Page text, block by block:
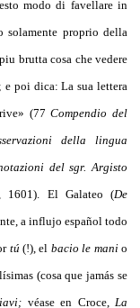
modo di favellare in
solamente proprio della
brutta cosa che vedere
poi dica: La sua lettera
(77Compendio del
della lingua
del sgr. Argisto
1601). El Galateo (De
a influjo español todo
tú(!), el bacio le manio
(cosa que jamás se
véase en Croce, La